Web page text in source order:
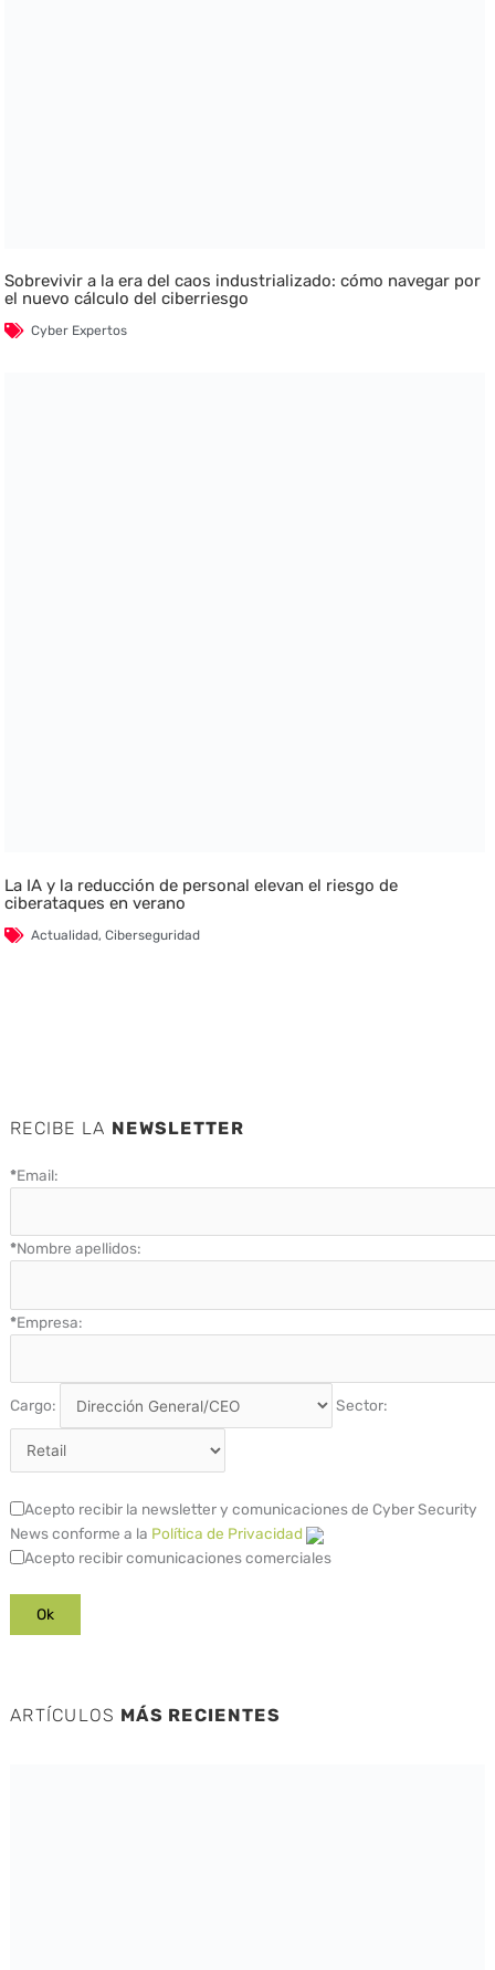
Sobrevivir a la era del caos industrializado: cómo navegar por
el nuevo cálculo del ciberriesgo
Cyber Expertos
La IA y la reducción de personal elevan el riesgo de
ciberataques en verano
Actualidad,Ciberseguridad
RECIBE LA NEWSLETTER
*Email:
*Nombre apellidos:
*Empresa:
Cargo: Sector:
Acepto recibir la newsletter y comunicaciones de Cyber Security
News conforme a la Política de Privacidad
Acepto recibir comunicaciones comerciales
ARTÍCULOS MÁS RECIENTES